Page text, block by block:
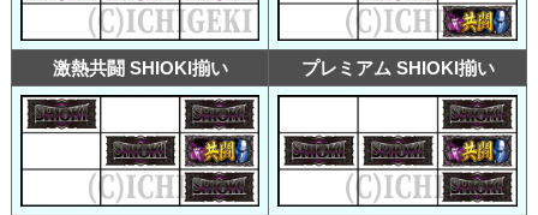
激熱共闘 SHIOKI揃い プレミアム SHIOKI揃い